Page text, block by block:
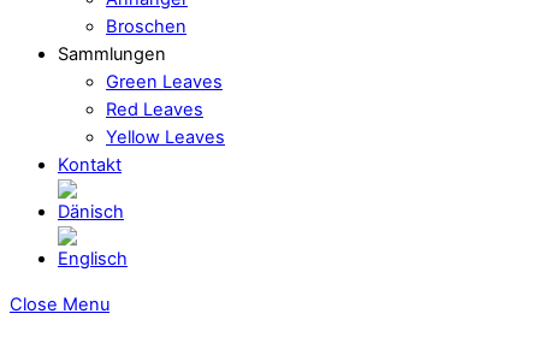
Broschen
Sammlungen
Green Leaves
Red Leaves
Yellow Leaves
Kontakt
Close Menu